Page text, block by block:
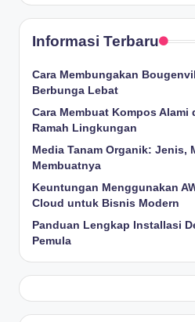
Informasi Terbaru
Cara Membungakan
Berbunga Lebat
Cara Membuat Kompos Alami
Ramah Lingkungan
Media Tanam Organik: Jenis,
Membuatnya
Keuntungan Menggunakan
Cloud untuk Bisnis Modern
Panduan Lengkap Installasi
Pemula